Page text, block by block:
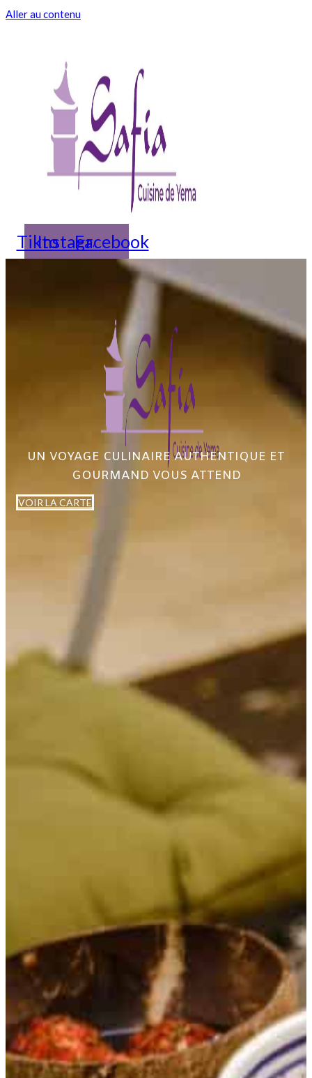
Aller au contenu
Tiktok
Instagram
Facebook
VOIR LA CARTE
UN VOYAGE CULINAIRE AUTHENTIQUE ET
GOURMAND VOUS ATTEND